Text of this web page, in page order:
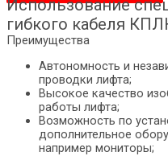
Использование
гибкого кабеля
Преимущества
Автономность и
проводки лифта;
Высокое качество
работы лифта;
Возможность по
дополнительное
например мониторы;